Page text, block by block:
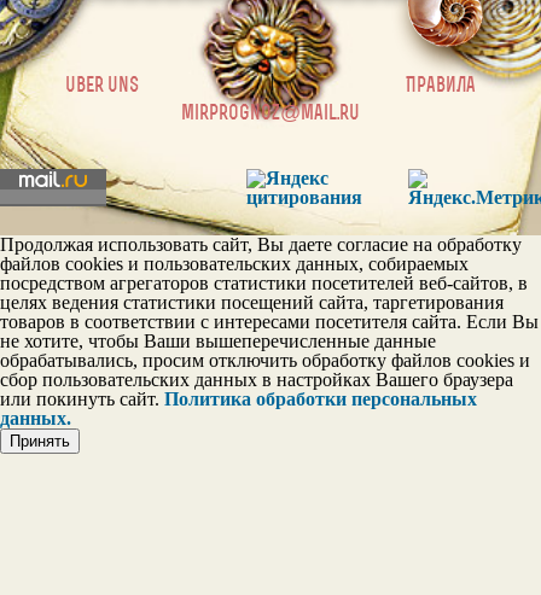
uber uns |
Правила
mirprognoz@mail.ru
Продолжая использовать сайт, Вы даете согласие на обработку
файлов cookies и пользовательских данных, собираемых
посредством агрегаторов статистики посетителей веб-сайтов, в
целях ведения статистики посещений сайта, таргетирования
товаров в соответствии с интересами посетителя сайта. Если Вы
не хотите, чтобы Ваши вышеперечисленные данные
обрабатывались, просим отключить обработку файлов cookies и
сбор пользовательских данных в настройках Вашего браузера
или покинуть сайт. Политика обработки персональных
данных.
Принять